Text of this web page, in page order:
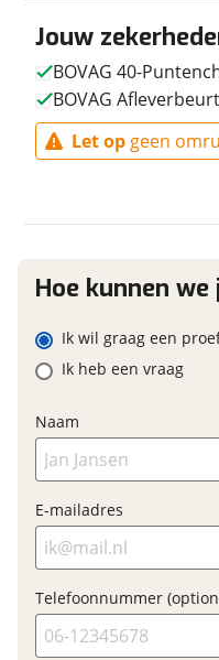
E-bike
Elektrisch?
Financieel
BTW/marge
Nieuwprijs
Garanties
BOVAG Garantie
Fabrieksgarantie
goed mogelijk bij de
Jouw
BOVAG 40-
BOVAG Afleverbeurt
Let op geen
Hoe kunnen we
Ik wil graag een
Ik heb een vraag
Naam
E-mailadres
Telefoonnummer